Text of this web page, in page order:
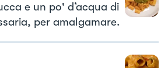
e un po' d’acqua di
per amalgamare.